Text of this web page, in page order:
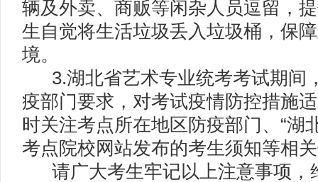
辆及外卖、商贩等闲杂人员逗留，
生自觉将生活垃圾丢入垃圾桶，保
境。
3.湖北省艺术专业统考考试期间
疫部门要求，对考试疫情防控措施
时关注考点所在地区防疫部门、“湖
考点院校网站发布的考生须知等相
请广大考生牢记以上注意事项，